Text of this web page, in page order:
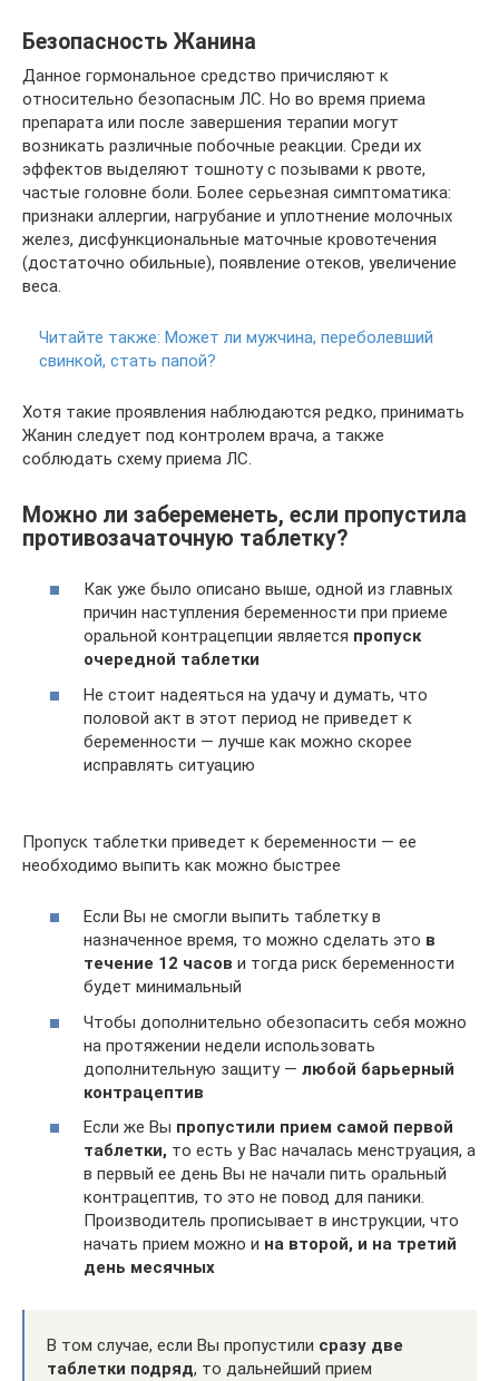
Безопасность Жанина
Данное гормональное средство причисляют к
относительно безопасным ЛС. Но во время приема
препарата или после завершения терапии могут
возникать различные побочные реакции. Среди их
эффектов выделяют тошноту с позывами к рвоте,
частые головне боли. Более серьезная симптоматика:
признаки аллергии, нагрубание и уплотнение молочных
желез, дисфункциональные маточные кровотечения
(достаточно обильные), появление отеков, увеличение
веса.
Читайте также: Может ли мужчина, переболевший
свинкой, стать папой?
Хотя такие проявления наблюдаются редко, принимать
Жанин следует под контролем врача, а также
соблюдать схему приема ЛС.
Можно ли забеременеть, если пропустила
противозачаточную таблетку?
Как уже было описано выше, одной из главных
причин наступления беременности при приеме
оральной контрацепции является пропуск
очередной таблетки
Не стоит надеяться на удачу и думать, что
половой акт в этот период не приведет к
беременности — лучше как можно скорее
исправлять ситуацию
Пропуск таблетки приведет к беременности — ее
необходимо выпить как можно быстрее
Если Вы не смогли выпить таблетку в
назначенное время, то можно сделать это в
течение 12 часов и тогда риск беременности
будет минимальный
Чтобы дополнительно обезопасить себя можно
на протяжении недели использовать
дополнительную защиту — любой барьерный
контрацептив
Если же Вы пропустили прием самой первой
таблетки, то есть у Вас началась менструация, а
в первый ее день Вы не начали пить оральный
контрацептив, то это не повод для паники.
Производитель прописывает в инструкции, что
начать прием можно и на второй, и на третий
день месячных
В том случае, если Вы пропустили сразу две
таблетки подряд, то дальнейший прием